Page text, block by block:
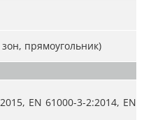
прямоугольник)
EN 61000-3-2:2014, EN